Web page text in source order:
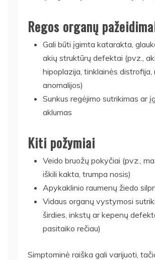
Regos organų
Gali būti įgimta katarakta,
akių struktūrų defektai (pvz.,
hipoplazija, tinklainės distrofija,
anomalijos)
Sunkus regėjimo sutrikimas ar
aklumas
Kiti požymiai
Veido bruožų pokyčiai (pvz.,
iškili kakta, trumpa nosis)
Apykaklinio raumenų žiedo
Vidaus organų vystymosi
širdies, inkstų ar kepenų
pasitaiko rečiau)
Simptominė raiška gali varijuoti,